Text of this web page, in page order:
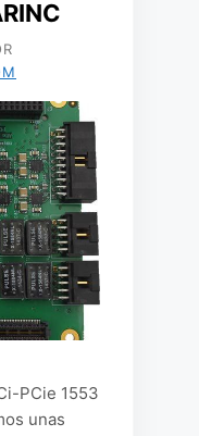
PCie 1553
unas